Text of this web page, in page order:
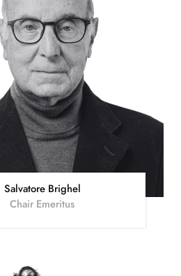
Salvatore Brighel
Chair Emeritus